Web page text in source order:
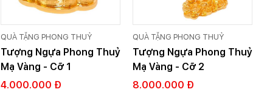
QUÀ TẶNG PHONG THUỶ
Tượng Ngựa Phong Thuỷ
Mạ Vàng - Cỡ 1
4.000.000 Đ
QUÀ TẶNG PHONG THUỶ
Tượng Ngựa Phong Thuỷ
Mạ Vàng - Cỡ 2
8.000.000 Đ